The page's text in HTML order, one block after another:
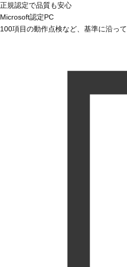
正規認定で品質も安心
Microsoft認定PC
100項目の動作点検など、基準に沿っ